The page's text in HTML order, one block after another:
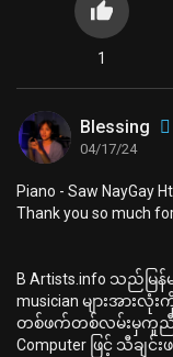
1
Blessing
04/17/24
⁣Piano - Saw NayGay
⁣Thank you so much
B Artists.info သည်မြန်
musician များအား
တစ်ဖက်တစ်လမ်းမှကူညီ
Computer ဖြင့် သီချင်